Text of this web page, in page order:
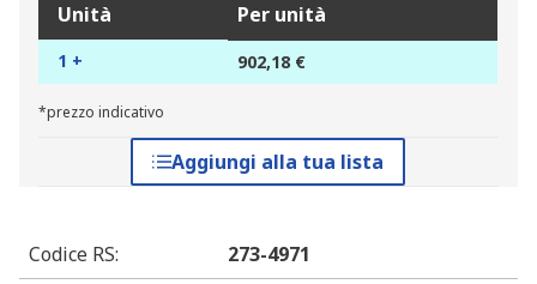
Unità Per unità
1 + 902,18 €
*prezzo indicativo
Aggiungi alla tua lista
Codice RS:
273-4971